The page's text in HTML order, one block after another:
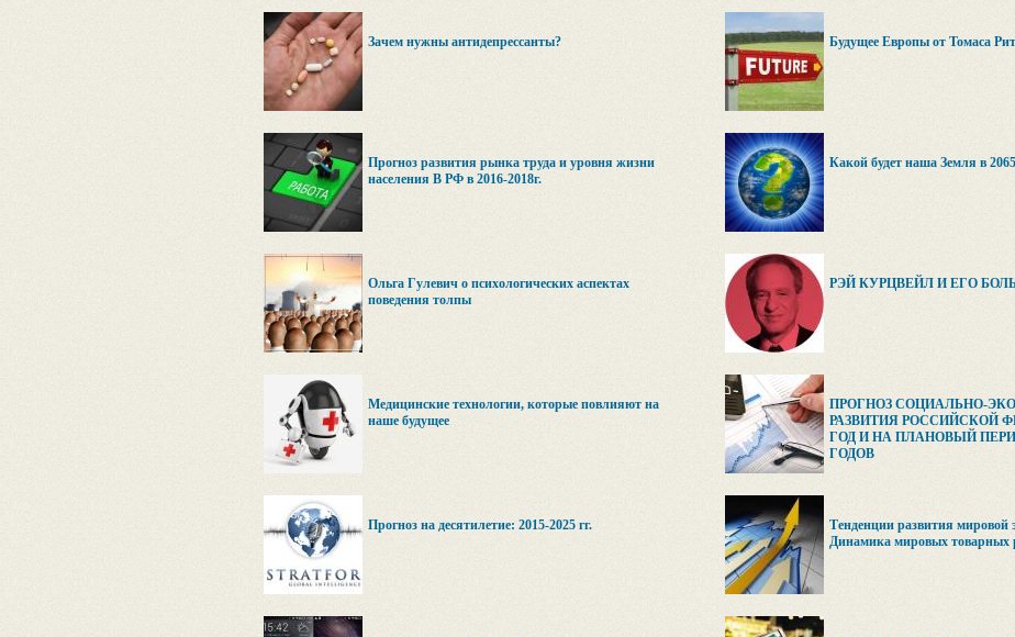
Зачем нужны антидепрессанты? Будущее Европы от Томаса
Прогноз развития рынка труда и уровня жизни
населения В РФ в 2016-2018г.
Какой будет наша Земля в
Ольга Гулевич о психологических аспектах
поведения толпы
РЭЙ КУРЦВЕЙЛ И ЕГО
Медицинские технологии, которые повлияют на
наше будущее
ПРОГНОЗ СОЦИАЛЬНО-
РАЗВИТИЯ РОССИЙСКОЙ
ГОД И НА ПЛАНОВЫЙ
ГОДОВ
Прогноз на десятилетие: 2015-2025 гг.
Тенденции развития мировой
Динамика мировых товарных